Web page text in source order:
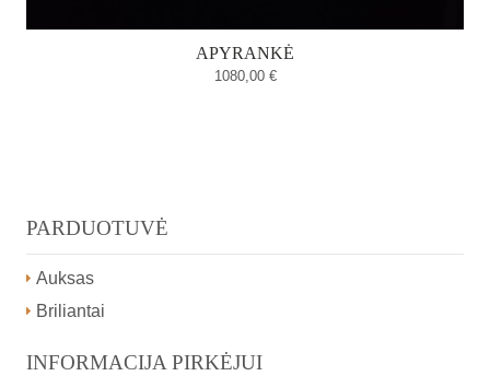
APYRANKĖ
1080,00 €
PARDUOTUVĖ
Auksas
Briliantai
INFORMACIJA PIRKĖJUI